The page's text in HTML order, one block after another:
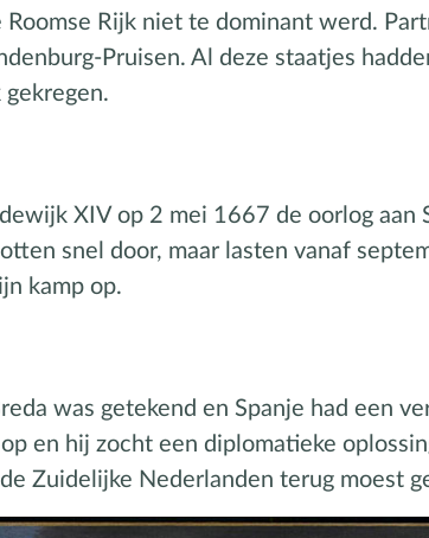
Rijk niet te dominant werd.
Pruisen. Al deze staatjes
XIV op 2 mei 1667 de oorlog
snel door, maar lasten vanaf
kamp op.
was getekend en Spanje had een
en hij zocht een diplomatieke
Zuidelijke Nederlanden terug moest